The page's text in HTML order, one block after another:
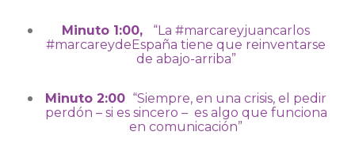
Minuto 1:00,
“La #marcareyjuancarlos
#marcareydeEspaña tiene que reinventarse
de abajo-arriba”
Minuto 2:00 “Siempre, en una crisis, el pedir
perdón – si es sincero – es algo que funciona
en comunicación”